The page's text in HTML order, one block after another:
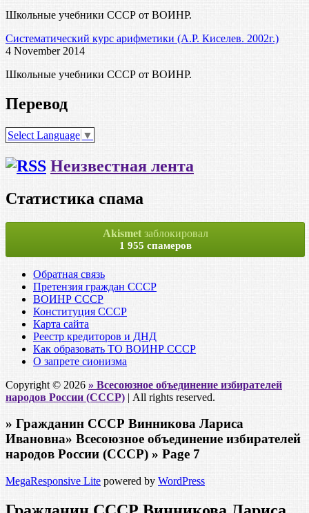
Школьные учебники СССР от ВОИНР.
Систематический курс арифметики (А.Р. Киселев. 2002г.)
4 November 2014
Школьные учебники СССР от ВОИНР.
Перевод
Select Language ▼
Неизвестная лента
Статистика спама
Akismetзаблокировал
1 955 спамеров
Обратная связь
Претензия граждан СССР
ВОИНР СССР
Конституция СССР
Карта сайта
Реестр кредиторов и ДНД
Как образовать ТО ВОИНР СССР
О запрете сионизма
Copyright © 2026 » Всесоюзное объединение избирателей
народов России (СССР) | All rights reserved.
» Гражданин СССР Винникова Лариса
Ивановна» Всесоюзное объединение избирателей
народов России (СССР) » Page 7
MegaResponsive Lite powered by WordPress